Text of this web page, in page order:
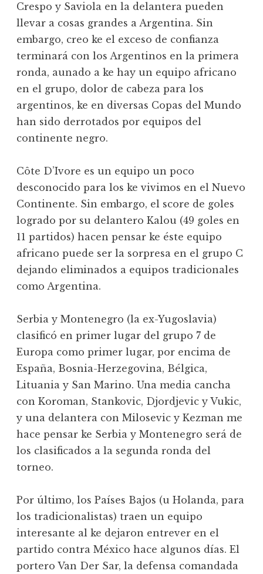
Crespo y Saviola en la delantera pueden
llevar a cosas grandes a Argentina. Sin
embargo, creo ke el exceso de confianza
terminará con los Argentinos en la primera
ronda, aunado a ke hay un equipo africano
en el grupo, dolor de cabeza para los
argentinos, ke en diversas Copas del Mundo
han sido derrotados por equipos del
continente negro.
Côte D’Ivore es un equipo un poco
desconocido para los ke vivimos en el Nuevo
Continente. Sin embargo, el score de goles
logrado por su delantero Kalou (49 goles en
11 partidos) hacen pensar ke éste equipo
africano puede ser la sorpresa en el grupo C
dejando eliminados a equipos tradicionales
como Argentina.
Serbia y Montenegro (la ex-Yugoslavia)
clasificó en primer lugar del grupo 7 de
Europa como primer lugar, por encima de
España, Bosnia-Herzegovina, Bélgica,
Lituania y San Marino. Una media cancha
con Koroman, Stankovic, Djordjevic y Vukic,
y una delantera con Milosevic y Kezman me
hace pensar ke Serbia y Montenegro será de
los clasificados a la segunda ronda del
torneo.
Por último, los Países Bajos (u Holanda, para
los tradicionalistas) traen un equipo
interesante al ke dejaron entrever en el
partido contra México hace algunos días. El
portero Van Der Sar, la defensa comandada